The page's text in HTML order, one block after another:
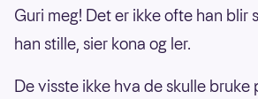
Guri meg! Det er ikke ofte han blir
han stille, sier kona og ler.
De visste ikke hva de skulle bruke